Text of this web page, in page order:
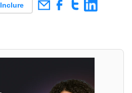
Inclure